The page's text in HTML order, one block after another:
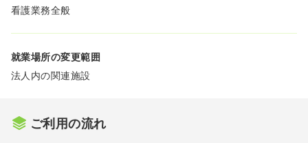
看護業務全般
就業場所の変更範囲
法人内の関連施設
ご利用の流れ